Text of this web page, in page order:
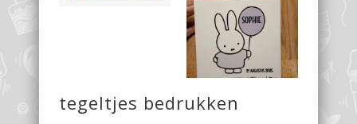
tegeltjes bedrukken